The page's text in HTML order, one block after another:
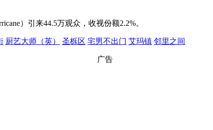
）引来44.5万观众，收视份额2.2%。
厨艺大师（英） 圣栎区 宅男不出门 艾玛镇 邻里之间
广告